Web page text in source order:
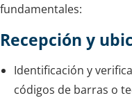
fundamentales:
Recepción y
Identificación y
códigos de barras o